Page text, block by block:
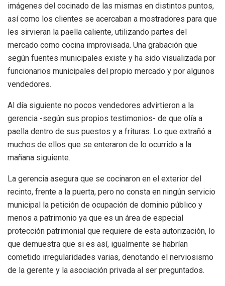
imágenes del cocinado de las mismas en distintos puntos,
así como los clientes se acercaban a mostradores para que
les sirvieran la paella caliente, utilizando partes del
mercado como cocina improvisada. Una grabación que
según fuentes municipales existe y ha sido visualizada por
funcionarios municipales del propio mercado y por algunos
vendedores.
Al día siguiente no pocos vendedores advirtieron a la
gerencia -según sus propios testimonios- de que olía a
paella dentro de sus puestos y a frituras. Lo que extrañó a
muchos de ellos que se enteraron de lo ocurrido a la
mañana siguiente.
La gerencia asegura que se cocinaron en el exterior del
recinto, frente a la puerta, pero no consta en ningún servicio
municipal la petición de ocupación de dominio público y
menos a patrimonio ya que es un área de especial
protección patrimonial que requiere de esta autorización, lo
que demuestra que si es así, igualmente se habrían
cometido irregularidades varias, denotando el nerviosismo
de la gerente y la asociación privada al ser preguntados.